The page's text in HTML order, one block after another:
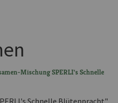
Mischung SPERLI's Schnelle